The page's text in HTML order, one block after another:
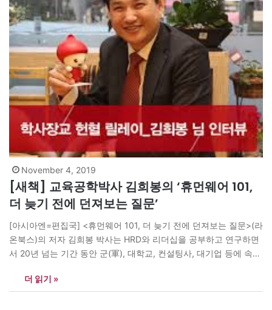
November 4, 2019
[새책] 교육공학박사 김희봉의 ‘휴먼웨어 101,
더 늦기 전에 던져보는 질문’
[아시아엔=편집국] <휴먼웨어 101, 더 늦기 전에 던져보는 질문>(라
온북스)의 저자 김희봉 박사는 HRD와 리더십을 공부하고 연구하면
서 20년 넘는 기간 동안 군(軍), 대학교, 컨설팅사, 대기업 등에 속한
가장 큰 특징은 개인으로서 혹은 조직의 구성원으로서 꼭 되물어보
아야 할 올바른 질문(right question)을 던져주는 점이다.…
더 읽기 »